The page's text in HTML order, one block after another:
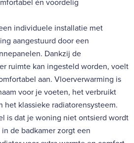
én voordelig
individuele installatie met
aangestuurd door een
Dankzij de
ruimte kan ingesteld worden, voelt
aan. Vloerverwarming is
voor je voeten, het verbruikt
het klassieke radiatorensysteem.
is dat je woning niet ontsierd wordt
de badkamer zorgt een